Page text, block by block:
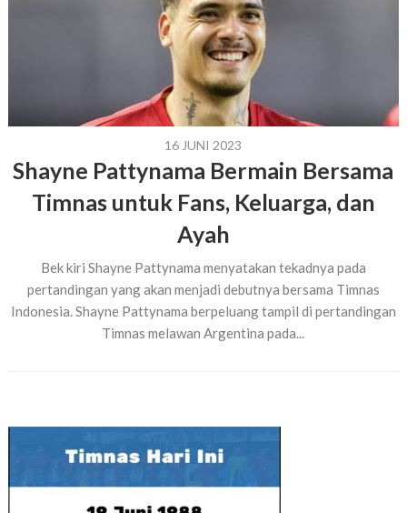
16 JUNI 2023
Shayne Pattynama Bermain Bersama
Timnas untuk Fans, Keluarga, dan
Ayah
Bek kiri Shayne Pattynama menyatakan tekadnya pada
pertandingan yang akan menjadi debutnya bersama Timnas
Indonesia. Shayne Pattynama berpeluang tampil di pertandingan
Timnas melawan Argentina pada...